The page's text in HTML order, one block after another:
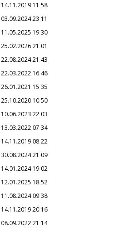
14.11.2019 11:58
03.09.2024 23:11
11.05.2025 19:30
25.02.2026 21:01
22.08.2024 21:43
22.03.2022 16:46
26.01.2021 15:35
25.10.2020 10:50
10.06.2023 22:03
13.03.2022 07:34
14.11.2019 08:22
30.08.2024 21:09
14.01.2024 19:02
12.01.2025 18:52
11.08.2024 09:38
14.11.2019 20:16
08.09.2022 21:14